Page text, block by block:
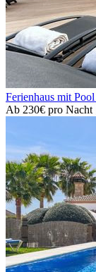
Ferienhaus mit
Ab 230€ pro Nacht